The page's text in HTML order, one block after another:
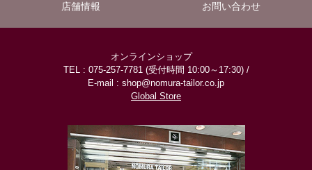
店舗情報 お問い合わせ
オンラインショップ
TEL : 075-257-7781 (受付時間 10:00～17:30) /
E-mail : shop@nomura-tailor.co.jp
Global Store